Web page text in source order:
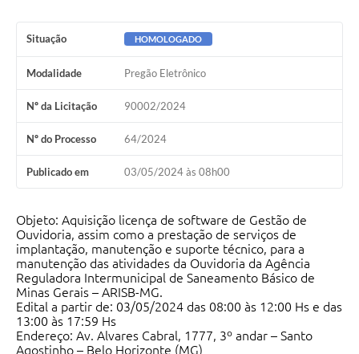
Situação HOMOLOGADO
Modalidade Pregão Eletrônico
Nº da Licitação 90002/2024
Nº do Processo 64/2024
Publicado em 03/05/2024 às 08h00
Objeto: Aquisição licença de software de Gestão de
Ouvidoria, assim como a prestação de serviços de
implantação, manutenção e suporte técnico, para a
manutenção das atividades da Ouvidoria da Agência
Reguladora Intermunicipal de Saneamento Básico de
Minas Gerais – ARISB-MG.
Edital a partir de: 03/05/2024 das 08:00 às 12:00 Hs e das
13:00 às 17:59 Hs
Endereço: Av. Alvares Cabral, 1777, 3º andar – Santo
Agostinho – Belo Horizonte (MG)